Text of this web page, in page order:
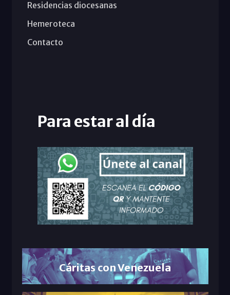
Residencias diocesanas
Hemeroteca
Contacto
Para estar al día
Cáritas con Venezuela